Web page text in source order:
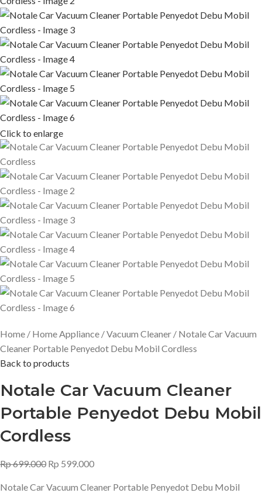
Click to enlarge
Home Home Appliance Vacuum Cleaner
Notale Car Vacuum
Cleaner Portable Penyedot Debu Mobil Cordless
Back to products
Notale Car Vacuum Cleaner
Portable Penyedot Debu Mobil
Cordless
Rp699.000 Rp 599.000
Notale Car Vacuum Cleaner Portable Penyedot Debu Mobil